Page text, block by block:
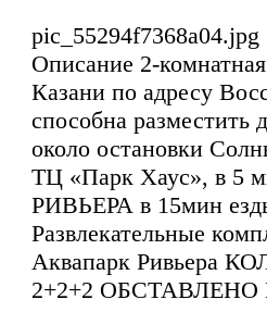
pic_55294f7368a04.jpg
Описание 2-
Казани по адресу
способна разместить
около остановки
ТЦ «Парк Хаус», в 5
РИВЬЕРА в 15мин
Развлекательные
Аквапарк Ривьера
2+2+2 ОБСТАВЛЕНО